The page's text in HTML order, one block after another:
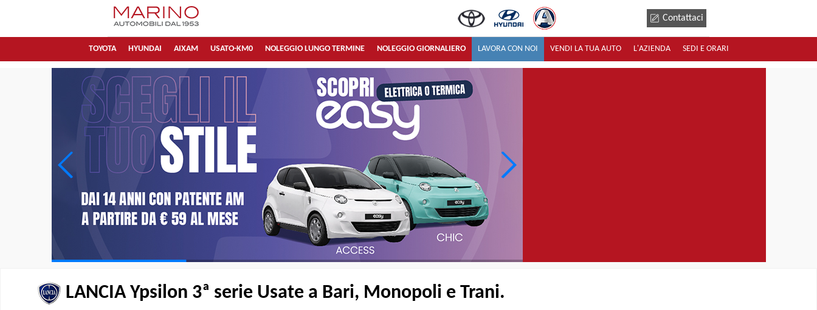
Contattaci
TOYOTA HYUNDAI AIXAM USATO-KM0 NOLEGGIO LUNGO TERMINE NOLEGGIO GIORNALIERO LAVORA CON NOI VENDI LA TUA AUTO L'AZIENDA SEDI E ORARI
LANCIA Ypsilon 3ª serie Usate a Bari, Monopoli e Trani.